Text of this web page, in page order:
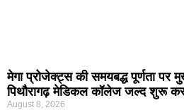
मेगा प्रोजेक्ट्स की समयबद्ध पूर्णता
पिथौरागढ़ मेडिकल कॉलेज जल्द शुरू
August 8, 2026